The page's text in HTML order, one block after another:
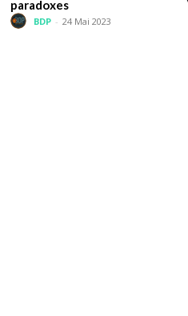
paradoxes
BDP - 24 Mai 2023